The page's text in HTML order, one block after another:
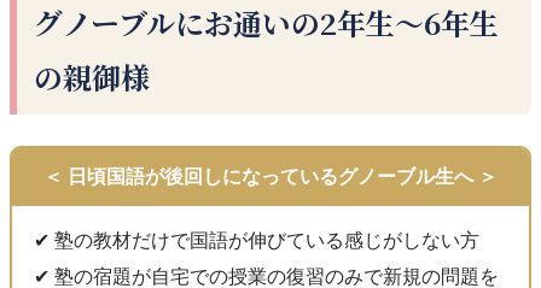
グノーブルにお通いの2年生〜6年生
の親御様
＜ 日頃国語が後回しになっているグノーブル生へ ＞
✔︎ 塾の教材だけで国語が伸びている感じがしない方
✔︎ 塾の宿題が自宅での授業の復習のみで新規の問題を